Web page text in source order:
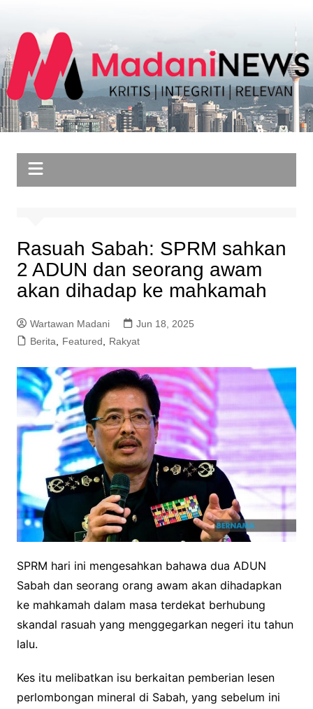
content
Rasuah Sabah: SPRM sahkan
2 ADUN dan seorang awam
akan dihadap ke mahkamah
Wartawan Madani
Jun 18, 2025
Berita, Featured, Rakyat
SPRM hari ini mengesahkan bahawa dua ADUN
Sabah dan seorang orang awam akan dihadapkan
ke mahkamah dalam masa terdekat berhubung
skandal rasuah yang menggegarkan negeri itu tahun
lalu.
Kes itu melibatkan isu berkaitan pemberian lesen
perlombongan mineral di Sabah, yang sebelum ini